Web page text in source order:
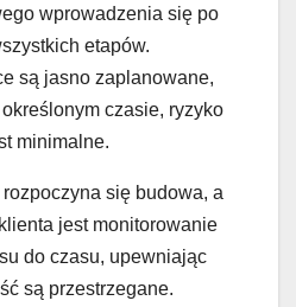
wprowadzenia się po
etapów.
są jasno zaplanowane,
czasie, ryzyko
minimalne.
się budowa, a
jest monitorowanie
do czasu, upewniając
są przestrzegane.